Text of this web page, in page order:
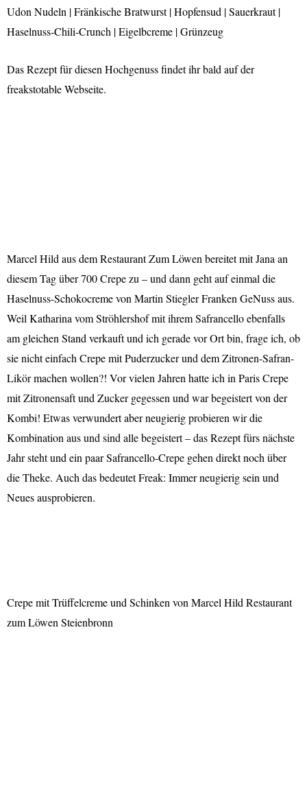
Udon Nudeln | Fränkische Bratwurst | Hopfensud | Sauerkraut |
Haselnuss-Chili-Crunch | Eigelbcreme | Grünzeug
Das Rezept für diesen Hochgenuss findet ihr bald auf der
freakstotable Webseite.
Marcel Hild aus dem Restaurant Zum Löwen bereitet mit Jana an
diesem Tag über 700 Crepe zu – und dann geht auf einmal die
Haselnuss-Schokocreme von Martin Stiegler Franken GeNuss aus.
Weil Katharina vom Ströhlershof mit ihrem Safrancello ebenfalls
am gleichen Stand verkauft und ich gerade vor Ort bin, frage ich, ob
sie nicht einfach Crepe mit Puderzucker und dem Zitronen-Safran-
Likör machen wollen?! Vor vielen Jahren hatte ich in Paris Crepe
mit Zitronensaft und Zucker gegessen und war begeistert von der
Kombi! Etwas verwundert aber neugierig probieren wir die
Kombination aus und sind alle begeistert – das Rezept fürs nächste
Jahr steht und ein paar Safrancello-Crepe gehen direkt noch über
die Theke. Auch das bedeutet Freak: Immer neugierig sein und
Neues ausprobieren.
Crepe mit Trüffelcreme und Schinken von Marcel Hild Restaurant
zum Löwen Steienbronn